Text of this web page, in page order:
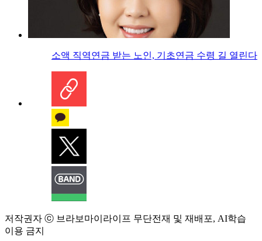
소액 직역연금 받는 노인, 기초연금 수령 길 열린다
저작권자 ⓒ 브라보마이라이프 무단전재 및 재배포, AI학습
이용 금지